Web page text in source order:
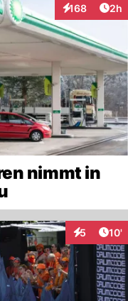
168
Interaktionen
2h
nimmt in
5 10'